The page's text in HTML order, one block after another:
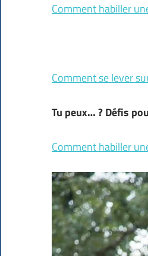
Comment habiller
Comment se lever
Tu peux… ? Défis
Comment habiller